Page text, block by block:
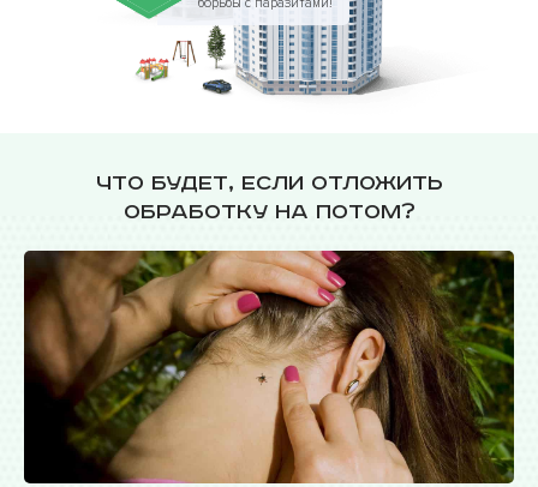
борьбы с паразитами!
Что будет, если отложить
обработку на потом?